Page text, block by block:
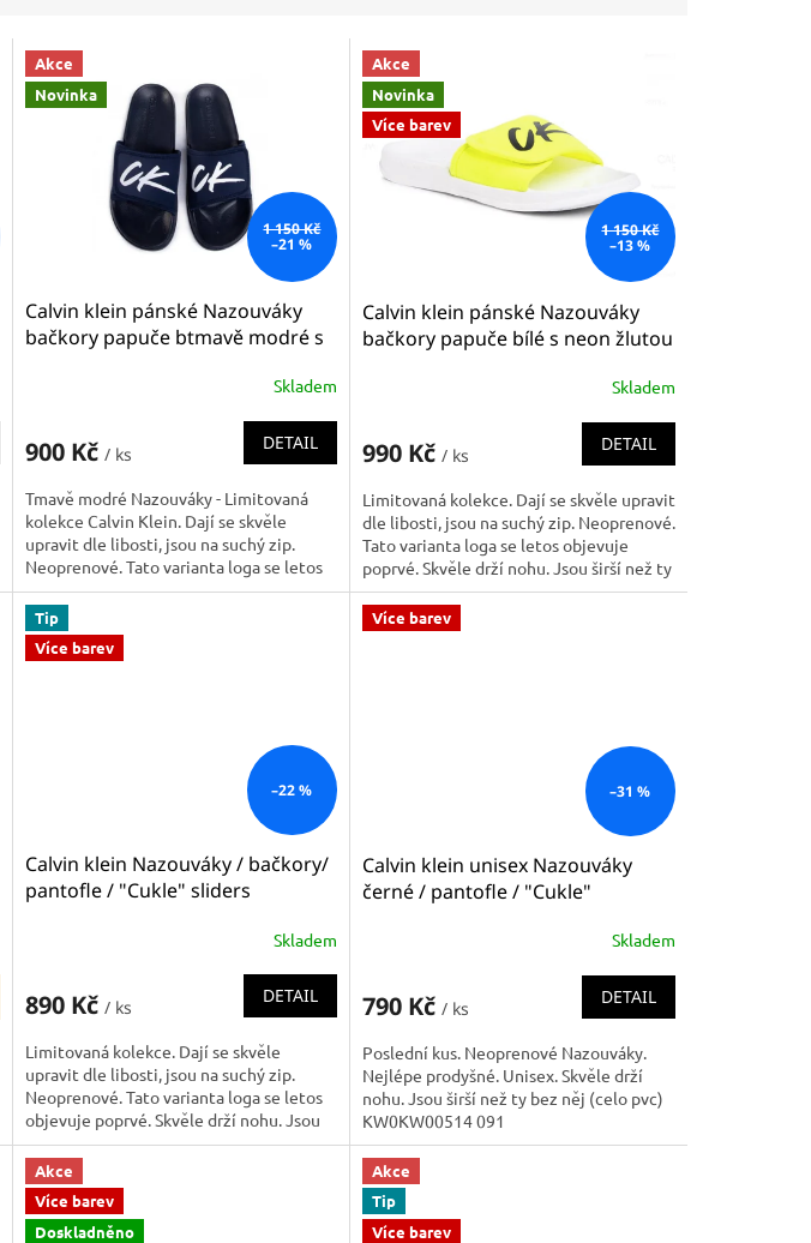
Akce
Novinka
1 150 Kč
–21 %
Calvin klein pánské Nazouváky
bačkory papuče btmavě modré s
Skladem
900 Kč / ks
DETAIL
Tmavě modré Nazouváky - Limitovaná
kolekce Calvin Klein. Dají se skvěle
upravit dle libosti, jsou na suchý zip.
Neoprenové. Tato varianta loga se letos
objevuje poprvé. Skvěle...
Akce
Novinka
Více barev
1 150 Kč
–13 %
Calvin klein pánské Nazouváky
bačkory papuče bílé s neon žlutou
Skladem
990 Kč / ks
DETAIL
Limitovaná kolekce. Dají se skvěle upravit
dle libosti, jsou na suchý zip. Neoprenové.
Tato varianta loga se letos objevuje
poprvé. Skvěle drží nohu. Jsou širší než ty
bez...
Tip
Více barev
–22 %
Calvin klein Nazouváky / bačkory/
pantofle / "Cukle" sliders
Skladem
890 Kč / ks
DETAIL
Limitovaná kolekce. Dají se skvěle
upravit dle libosti, jsou na suchý zip.
Neoprenové. Tato varianta loga se letos
objevuje poprvé. Skvěle drží nohu. Jsou
širší než ty bez...
Více barev
–31 %
Calvin klein unisex Nazouváky
černé / pantofle / "Cukle"
Skladem
790 Kč / ks
DETAIL
Poslední kus. Neoprenové Nazouváky.
Nejlépe prodyšné. Unisex. Skvěle drží
nohu. Jsou širší než ty bez něj (celo pvc)
KW0KW00514 091
Akce
Více barev
Doskladněno
Akce
Tip
Více barev